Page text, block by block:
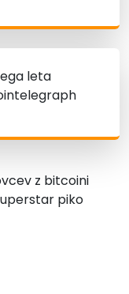
leta
z bitcoini
piko